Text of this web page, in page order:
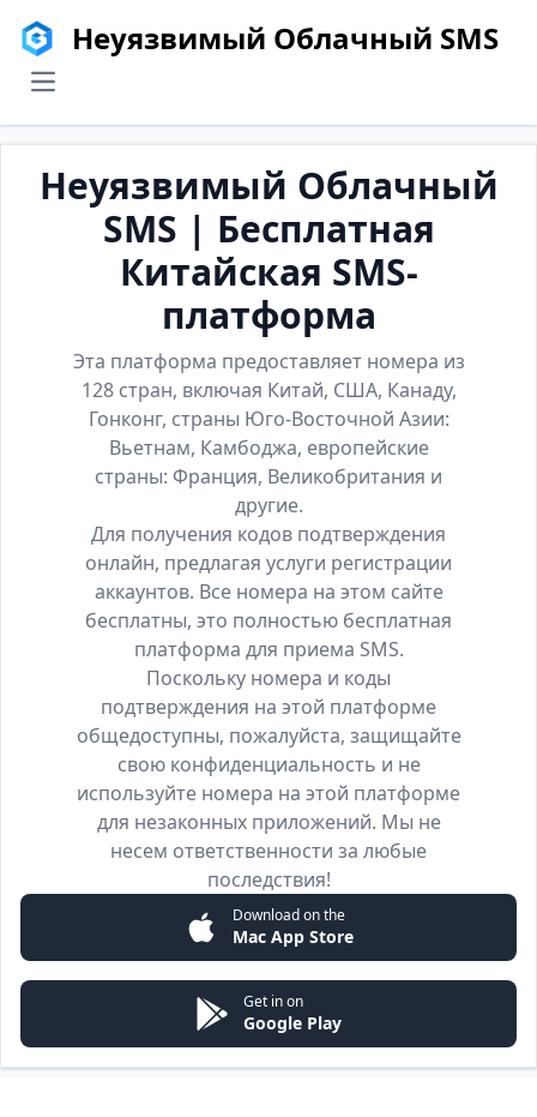
Неуязвимый Облачный SMS
menu
Неуязвимый Облачный
SMS | Бесплатная
Китайская SMS-
платформа
Эта платформа предоставляет номера из
128 стран, включая Китай, США, Канаду,
Гонконг, страны Юго-Восточной Азии:
Вьетнам, Камбоджа, европейские
страны: Франция, Великобритания и
другие.
Для получения кодов подтверждения
онлайн, предлагая услуги регистрации
аккаунтов. Все номера на этом сайте
бесплатны, это полностью бесплатная
платформа для приема SMS.
Поскольку номера и коды
подтверждения на этой платформе
общедоступны, пожалуйста, защищайте
свою конфиденциальность и не
используйте номера на этой платформе
для незаконных приложений. Мы не
несем ответственности за любые
последствия!
Download on the
Mac App Store
Get in on
Google Play